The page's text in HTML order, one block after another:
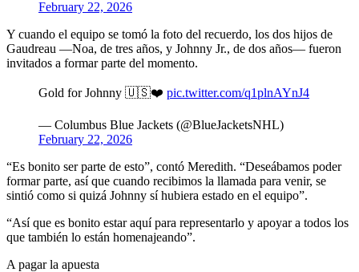
February 22, 2026
Y cuando el equipo se tomó la foto del recuerdo, los dos hijos de
Gaudreau —Noa, de tres años, y Johnny Jr., de dos años— fueron
invitados a formar parte del momento.
Gold for Johnny 🇺🇸❤️ pic.twitter.com/q1plnAYnJ4
— Columbus Blue Jackets (@BlueJacketsNHL)
February 22, 2026
“Es bonito ser parte de esto”, contó Meredith. “Deseábamos poder
formar parte, así que cuando recibimos la llamada para venir, se
sintió como si quizá Johnny sí hubiera estado en el equipo”.
“Así que es bonito estar aquí para representarlo y apoyar a todos los
que también lo están homenajeando”.
A pagar la apuesta